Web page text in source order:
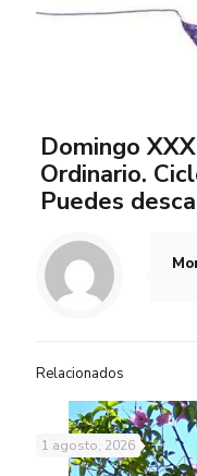
Domingo
Ordinario.
Puedes
Relacionados
1 agosto, 2026